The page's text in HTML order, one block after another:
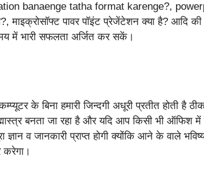
banaenge tatha format karenge?,
माइक्रोसॉफ्ट पावर पॉइंट प्रेजेंटेशन क्या है? आदि
में भारी सफलता अर्जित कर सकें।
के बिना हमारी जिन्दगी अधूरी प्रतीत होती
बनता जा रहा है और यदि आप किसी भी ऑफिश
व जानकारी प्राप्त होगी क्योंकि आने के वाले
करेगा।